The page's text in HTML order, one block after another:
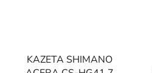
KAZETA SHIMANO